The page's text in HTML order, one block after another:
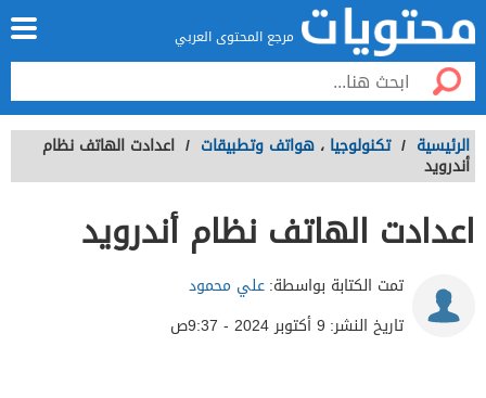
مرجع المحتوى العربي
الرئيسية / تكنولوجيا ، هواتف وتطبيقات / اعدادت الهاتف نظام
أندرويد
اعدادت الهاتف نظام أندرويد
تمت الكتابة بواسطة:علي محمود
تاريخ النشر: 9 أكتوبر 2024 - 9:37ص